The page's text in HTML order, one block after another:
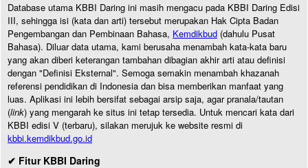
Database utama KBBI Daring ini masih mengacu pada KBBI Daring Edisi
III, sehingga isi (kata dan arti) tersebut merupakan Hak Cipta Badan
Pengembangan dan Pembinaan Bahasa, Kemdikbud (dahulu Pusat
Bahasa). Diluar data utama, kami berusaha menambah kata-kata baru
yang akan diberi keterangan tambahan dibagian akhir arti atau definisi
dengan "Definisi Eksternal". Semoga semakin menambah khazanah
referensi pendidikan di Indonesia dan bisa memberikan manfaat yang
luas. Aplikasi ini lebih bersifat sebagai arsip saja, agar pranala/tautan
(link) yang mengarah ke situs ini tetap tersedia. Untuk mencari kata dari
KBBI edisi V (terbaru), silakan merujuk ke website resmi di
kbbi.kemdikbud.go.id
✔ Fitur KBBI Daring